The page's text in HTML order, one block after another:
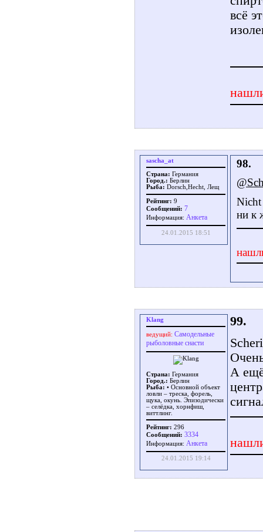
всё
sascha_at
Страна: Германия
Город.: Берлин
Рыба: Dorsch,Hecht, Лещ
Рейтинг: 9
Сообщений: 7
Информация: Aнкета
24.01.2015 18:51
98.
Nicht
ни к
Klang
ведущий: Самодельные
рыболовные снасти
Страна: Германия
Город.: Берлин
Рыба: • Основной объект
ловли – треска, форель,
щука, окунь. Эпизодически
– селёдка, хорнфиш,
виттлинг.
Рейтинг: 296
Сообщений: 3334
Информация: Aнкета
24.01.2015 19:14
99.
А